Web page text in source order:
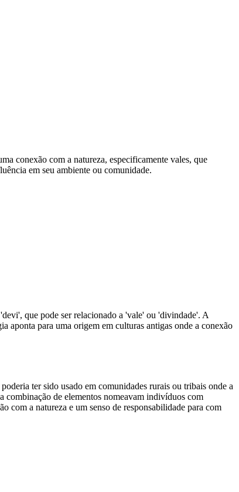
conexão com a natureza, especificamente vales, que
em seu ambiente ou comunidade.
que pode ser relacionado a 'vale' ou 'divindade'. A
aponta para uma origem em culturas antigas onde a conexão
ter sido usado em comunidades rurais ou tribais onde a
combinação de elementos nomeavam indivíduos com
com a natureza e um senso de responsabilidade para com